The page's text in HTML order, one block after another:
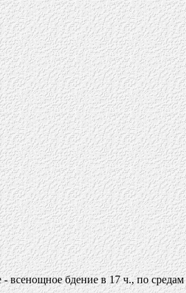
всенощное бдение в 17 ч., по